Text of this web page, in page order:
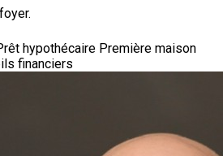
hypothécaire Première maison
financiers